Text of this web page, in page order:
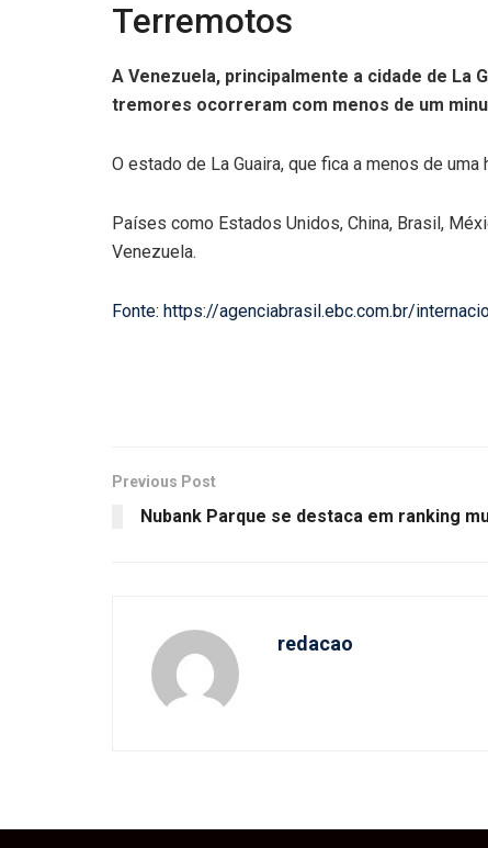
Terremotos
A Venezuela, principalmente a cidade de La
tremores ocorreram com menos de um
O estado de La Guaira, que fica a menos de
Países como Estados Unidos, China, Brasil,
Venezuela.
Fonte: https://agenciabrasil.ebc.com.br/
Previous Post
Nubank Parque se destaca em ranking
redacao